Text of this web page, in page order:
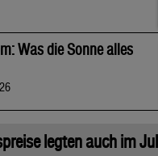
Was die Sonne alles
legten auch im